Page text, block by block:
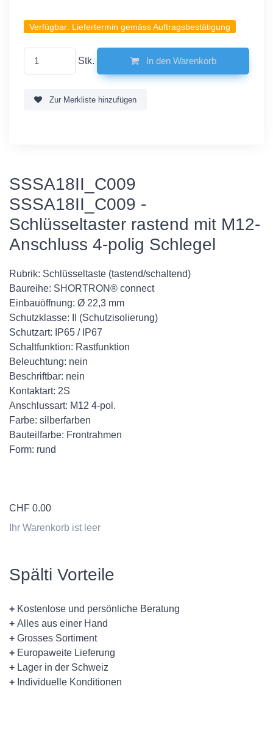
Verfügbar: Liefertermin gemäss Auftragsbestätigung
Stk. In den Warenkorb
Zur Merkliste hinzufügen
SSSA18II_C009
SSSA18II_C009 -
Schlüsseltaster rastend mit M12-
Anschluss 4-polig Schlegel
Rubrik: Schlüsseltaste (tastend/schaltend)
Baureihe: SHORTRON® connect
Einbauöffnung: Ø 22,3 mm
Schutzklasse: II (Schutzisolierung)
Schutzart: IP65 / IP67
Schaltfunktion: Rastfunktion
Beleuchtung: nein
Beschriftbar: nein
Kontaktart: 2S
Anschlussart: M12 4-pol.
Farbe: silberfarben
Bauteilfarbe: Frontrahmen
Form: rund
CHF 0.00
Ihr Warenkorb ist leer
Spälti Vorteile
+ Kostenlose und persönliche Beratung
+ Alles aus einer Hand
+ Grosses Sortiment
+ Europaweite Lieferung
+ Lager in der Schweiz
+ Individuelle Konditionen